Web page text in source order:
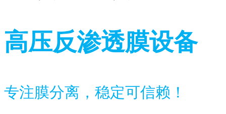
高压反渗透膜设备
专注膜分离，稳定可信赖！